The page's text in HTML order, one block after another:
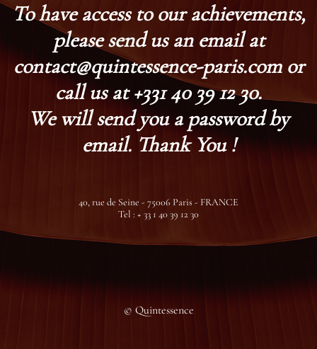
To have access to our achievements,
please send us an email at
contact@quintessence-paris.com or
call us at +331 40 39 12 30.
We will send you a password by
email. Thank You !
40, rue de Seine - 75006 Paris - FRANCE
Tel : + 33 1 40 39 12 30
© Quintessence